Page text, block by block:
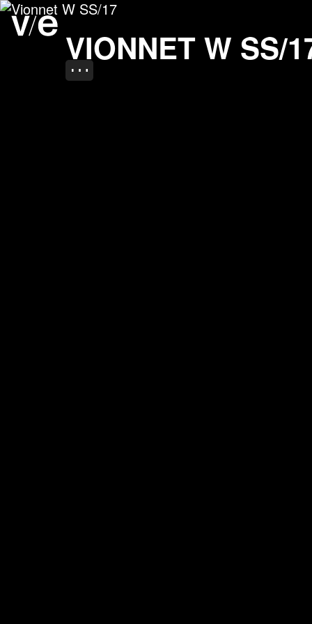
VIONNET W SS/
Vionnet W SS/17
Project images